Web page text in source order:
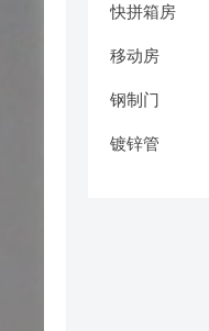
快拼箱房
移动房
钢制门
镀锌管